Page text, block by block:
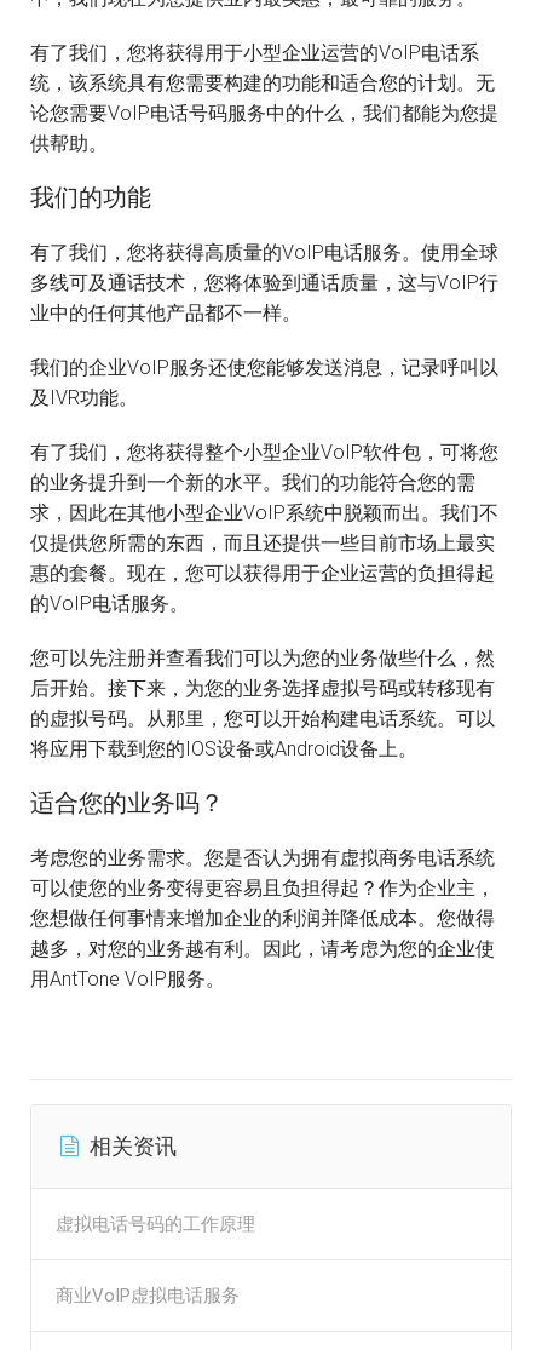
有了我们，您将获得用于小型企业运营的VoIP电话系
统，该系统具有您需要构建的功能和适合您的计划。无
论您需要VoIP电话号码服务中的什么，我们都能为您提
供帮助。
我们的功能
有了我们，您将获得高质量的VoIP电话服务。使用全球
多线可及通话技术，您将体验到通话质量，这与VoIP行
业中的任何其他产品都不一样。
我们的企业VoIP服务还使您能够发送消息，记录呼叫以
及IVR功能。
有了我们，您将获得整个小型企业VoIP软件包，可将您
的业务提升到一个新的水平。我们的功能符合您的需
求，因此在其他小型企业VoIP系统中脱颖而出。我们不
仅提供您所需的东西，而且还提供一些目前市场上最实
惠的套餐。现在，您可以获得用于企业运营的负担得起
的VoIP电话服务。
您可以先注册并查看我们可以为您的业务做些什么，然
后开始。接下来，为您的业务选择虚拟号码或转移现有
的虚拟号码。从那里，您可以开始构建电话系统。可以
将应用下载到您的IOS设备或Android设备上。
适合您的业务吗？
考虑您的业务需求。您是否认为拥有虚拟商务电话系统
可以使您的业务变得更容易且负担得起？作为企业主，
您想做任何事情来增加企业的利润并降低成本。您做得
越多，对您的业务越有利。因此，请考虑为您的企业使
用AntTone VoIP服务。
相关资讯
虚拟电话号码的工作原理
商业VoIP虚拟电话服务